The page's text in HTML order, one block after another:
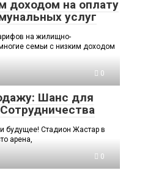
доходом на оплату
услуг
на жилищно-
семьи с низким доходом
0
Шанс для
и будущее! Стадион Жастар в
арена,
0